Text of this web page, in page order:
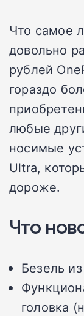
Что самое
довольно
рублей
гораздо
любые
носимые
Ultra,
дороже.
Что
Безель
головка